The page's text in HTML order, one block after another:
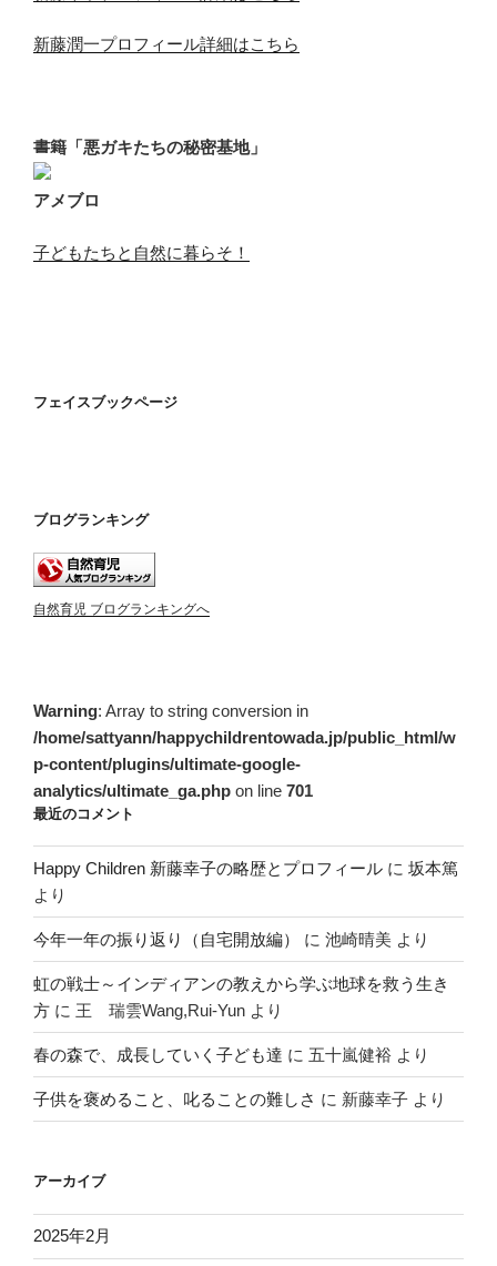
新藤潤一プロフィール詳細はこちら
書籍「悪ガキたちの秘密基地」
アメブロ
子どもたちと自然に暮らそ！
フェイスブックページ
ブログランキング
自然育児 ブログランキングへ
Warning: Array to string conversion in
/home/sattyann/happychildrentowada.jp/public_html/w
p-content/plugins/ultimate-google-
analytics/ultimate_ga.php on line 701
最近のコメント
Happy Children 新藤幸子の略歴とプロフィール に 坂本篤
より
今年一年の振り返り（自宅開放編） に 池崎晴美 より
虹の戦士～インディアンの教えから学ぶ地球を救う生き
方 に 王 瑞雲Wang,Rui-Yun より
春の森で、成長していく子ども達 に 五十嵐健裕 より
子供を褒めること、叱ることの難しさ に 新藤幸子 より
アーカイブ
2025年2月